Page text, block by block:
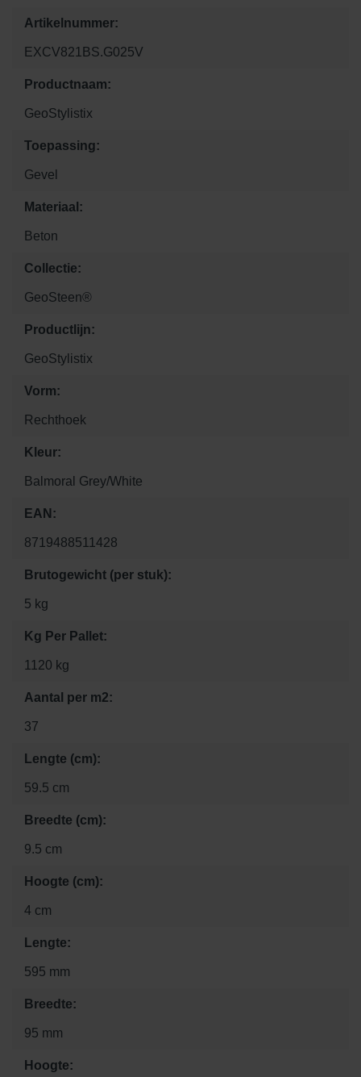
Artikelnummer:
EXCV821BS.G025V
Productnaam:
GeoStylistix
Toepassing:
Gevel
Materiaal:
Beton
Collectie:
GeoSteen®
Productlijn:
GeoStylistix
Vorm:
Rechthoek
Kleur:
Balmoral Grey/White
EAN:
8719488511428
Brutogewicht (per stuk):
5 kg
Kg Per Pallet:
1120 kg
Aantal per m2:
37
Lengte (cm):
59.5 cm
Breedte (cm):
9.5 cm
Hoogte (cm):
4 cm
Lengte:
595 mm
Breedte:
95 mm
Hoogte: